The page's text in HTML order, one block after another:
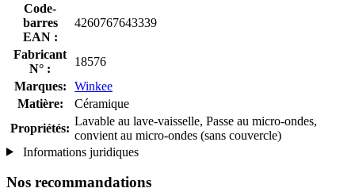
Code-
barres
EAN :
4260767643339
Fabricant
N° :
18576
Marques:
Winkee
Matière:
Céramique
Propriétés:
Lavable au lave-vaisselle, Passe au micro-ondes,
convient au micro-ondes (sans couvercle)
Informations juridiques
Nos recommandations